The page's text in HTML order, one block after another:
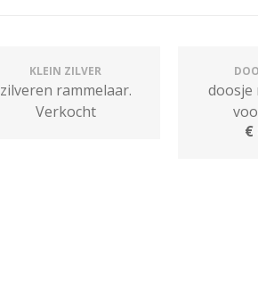
KLEIN ZILVER
zilveren rammelaar.
Verkocht
doosje
€